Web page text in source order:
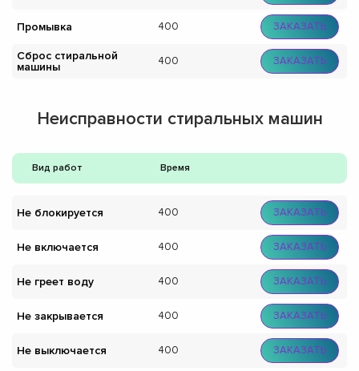
Промывка 400 ЗАКАЗАТЬ
Сброс стиральной
машины
400 ЗАКАЗАТЬ
Неисправности стиральных машин
Вид работ Время
Не блокируется 400 ЗАКАЗАТЬ
Не включается 400 ЗАКАЗАТЬ
Не греет воду 400 ЗАКАЗАТЬ
Не закрывается 400 ЗАКАЗАТЬ
Не выключается 400 ЗАКАЗАТЬ